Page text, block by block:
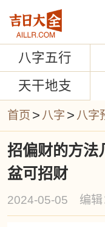
八字五行
天干地支
首页 > 八字 > 八字
招偏财的方法
盆可招财
2024-05-05 编